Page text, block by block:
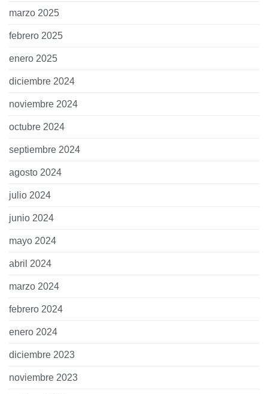
marzo 2025
febrero 2025
enero 2025
diciembre 2024
noviembre 2024
octubre 2024
septiembre 2024
agosto 2024
julio 2024
junio 2024
mayo 2024
abril 2024
marzo 2024
febrero 2024
enero 2024
diciembre 2023
noviembre 2023